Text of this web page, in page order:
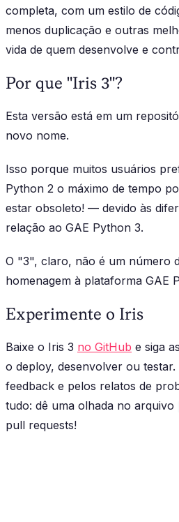
completa, com um estilo de
menos duplicação e outras
vida de quem desenvolve e
Por que "Iris 3"?
Esta versão está em um
novo nome.
Isso porque muitos usuários
Python 2 o máximo de tempo
estar obsoleto! — devido às
relação ao GAE Python 3.
O "3", claro, não é um número
homenagem à plataforma GAE
Experimente o Iris
Baixe o Iris 3 no GitHub e siga
o deploy, desenvolver ou
feedback e pelos relatos de
tudo: dê uma olhada no arquivo
pull requests!